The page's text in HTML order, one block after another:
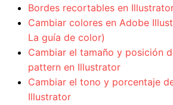
Bordes recortables en
Cambiar colores en Adobe
La guía de color)
Cambiar el tamaño y posición
pattern en Illustrator
Cambiar el tono y porcentaje
Illustrator